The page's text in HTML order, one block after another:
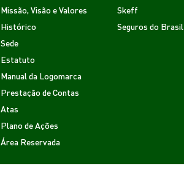
Missão, Visão e Valores
Histórico
Sede
Estatuto
Manual da Logomarca
Prestação de Contas
Atas
Plano de Ações
Área Reservada
Skeff
Seguros do Brasil